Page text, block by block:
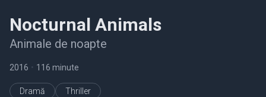
Nocturnal Animals
Animale de noapte
2016 • 116 minute
Dramă Thriller